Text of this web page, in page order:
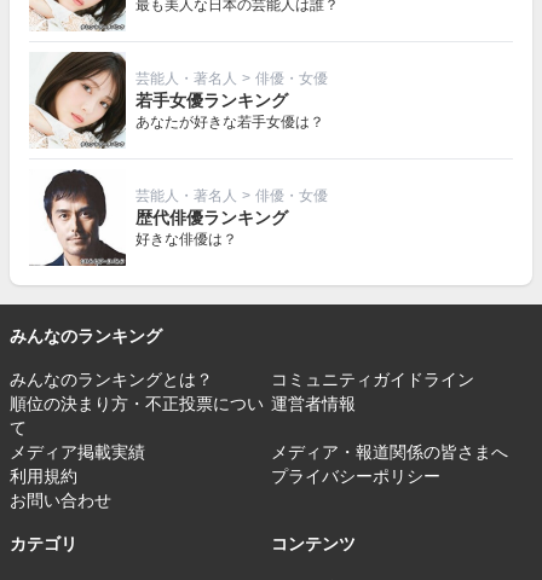
最も美人な日本の芸能人は誰？
芸能人・著名人 > 俳優・女優
若手女優ランキング
あなたが好きな若手女優は？
芸能人・著名人 > 俳優・女優
歴代俳優ランキング
好きな俳優は？
みんなのランキング
みんなのランキングとは？
コミュニティガイドライン
順位の決まり方・不正投票につい
て
運営者情報
メディア掲載実績
メディア・報道関係の皆さまへ
利用規約
プライバシーポリシー
お問い合わせ
カテゴリ コンテンツ